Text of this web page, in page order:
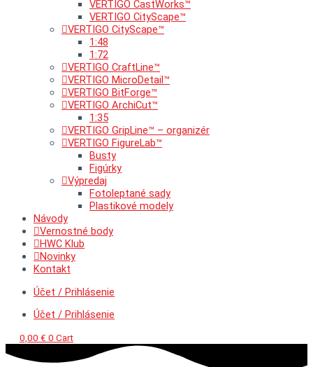
VERTIGO CastWorks™
VERTIGO CityScape™
VERTIGO CityScape™
1:48
1:72
VERTIGO CraftLine™
VERTIGO MicroDetail™
VERTIGO BitForge™
VERTIGO ArchiCut™
1:35
VERTIGO GripLine™ – organizér
VERTIGO FigureLab™
Busty
Figúrky
Výpredaj
Fotoleptané sady
Plastikové modely
Návody
Vernostné body
HWC Klub
Novinky
Kontakt
Účet / Prihlásenie
Účet / Prihlásenie
0,00 € 0 Cart